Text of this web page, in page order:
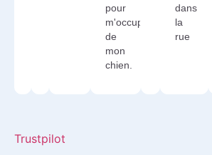
pour
m'occuper
de
mon
chien.
dans
la
rue
Trustpilot